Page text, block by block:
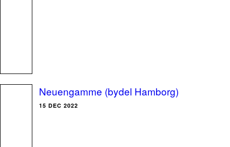
Neuengamme (bydel Hamborg)
15 DEC 2022